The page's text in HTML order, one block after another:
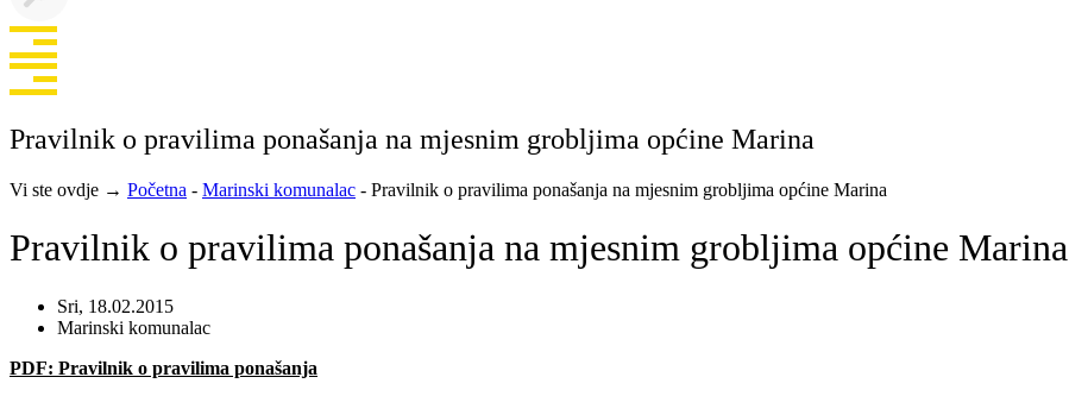
Pravilnik o pravilima ponašanja na mjesnim grobljima općine Marina
Vi ste ovdje → Početna - Marinski komunalac - Pravilnik o pravilima ponašanja na mjesnim grobljima općine Marina
Pravilnik o pravilima ponašanja na mjesnim grobljima općine Marina
Sri, 18.02.2015
Marinski komunalac
PDF: Pravilnik o pravilima ponašanja